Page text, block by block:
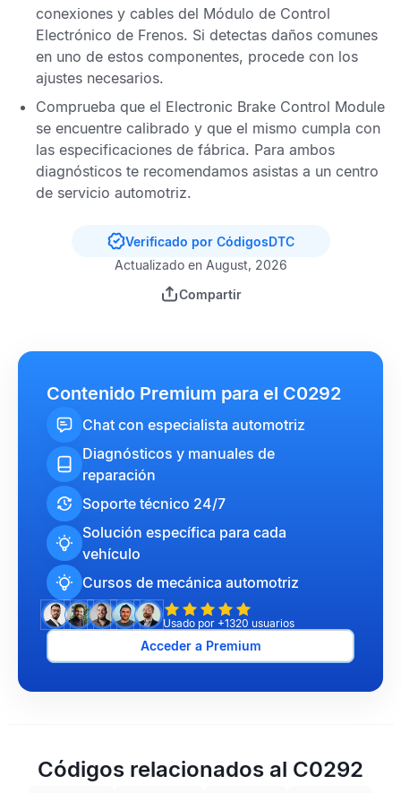
conexiones y cables del Módulo de Control
Electrónico de Frenos. Si detectas daños comunes
en uno de estos componentes, procede con los
ajustes necesarios.
Comprueba que el Electronic Brake Control Module
se encuentre calibrado y que el mismo cumpla con
las especificaciones de fábrica. Para ambos
diagnósticos te recomendamos asistas a un centro
de servicio automotriz.
Verificado por CódigosDTC
Actualizado en August, 2026
Compartir
Contenido Premium para el C0292
Chat con especialista automotriz
Diagnósticos y manuales de
reparación
Soporte técnico 24/7
Solución específica para cada
vehículo
Cursos de mecánica automotriz
Usado por +1320 usuarios
Acceder a Premium
Códigos relacionados al C0292